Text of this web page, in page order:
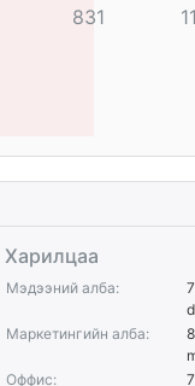
саяыг
831 11
Харилцаа
Мэдээний алба:
Маркетингийн алба:
Оффис: